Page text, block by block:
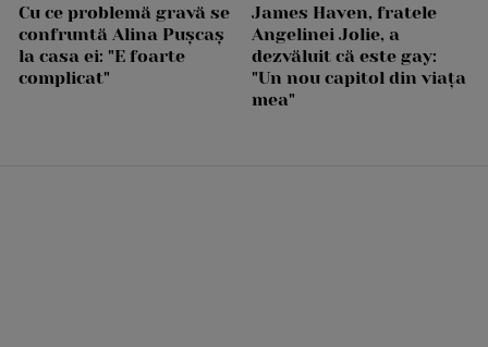
Cu ce problemă gravă se
confruntă Alina Pușcaș
la casa ei: "E foarte
complicat"
James Haven, fratele
Angelinei Jolie, a
dezvăluit că este gay:
"Un nou capitol din viața
mea"